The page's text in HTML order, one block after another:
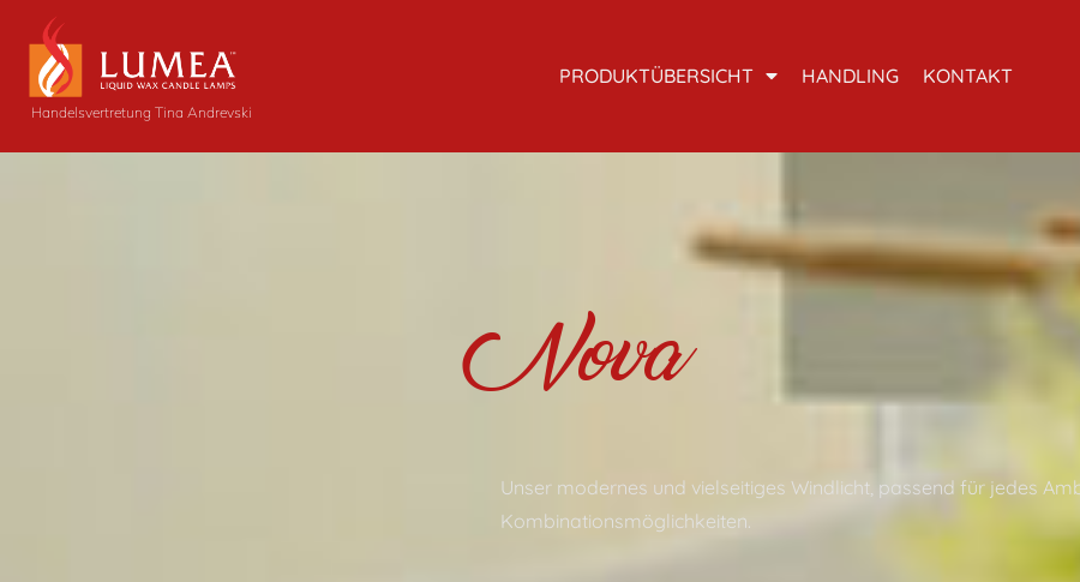
Handelsvertretung Tina Andrevski
PRODUKTÜBERSICHT HANDLING KONTAKT
Nova
Unser modernes und vielseitiges Windlicht, passend für jedes
Kombinationsmöglichkeiten.